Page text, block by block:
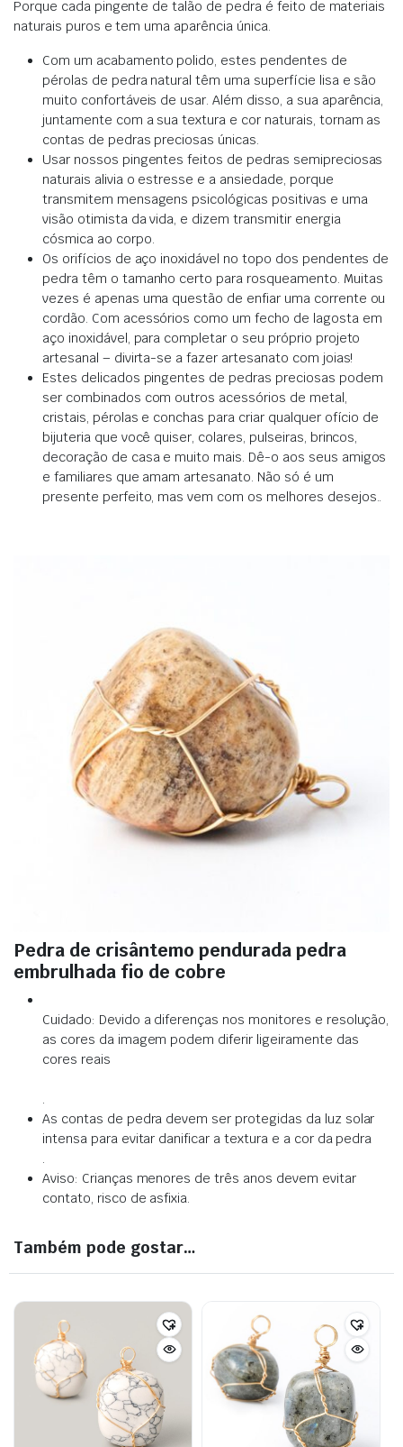
Porque cada pingente de talão de pedra é feito de materiais
naturais puros e tem uma aparência única.
Com um acabamento polido, estes pendentes de
pérolas de pedra natural têm uma superfície lisa e são
muito confortáveis de usar.Além disso, a sua aparência,
juntamente com a sua textura e cor naturais, tornam as
contas de pedras preciosas únicas.
Usar nossos pingentes feitos de pedras semipreciosas
naturais alivia o estresse e a ansiedade, porque
transmitem mensagens psicológicas positivas e uma
visão otimista da vida, e dizem transmitir energia
cósmica ao corpo.
Os orifícios de aço inoxidável no topo dos pendentes de
pedra têm o tamanho certo para rosqueamento. Muitas
vezes é apenas uma questão de enfiar uma corrente ou
cordão. Com acessórios como um fecho de lagosta em
aço inoxidável, para completar o seu próprio projeto
artesanal – divirta-se a fazer artesanato com joias!
Estes delicados pingentes de pedras preciosas podem
ser combinados com outros acessórios de metal,
cristais, pérolas e conchas para criar qualquer ofício de
bijuteria que você quiser, colares, pulseiras, brincos,
decoração de casa e muito mais. Dê-o aos seus amigos
e familiares que amam artesanato. Não só é um
presente perfeito, mas vem com os melhores desejos..
Pedra de crisântemo pendurada pedra
embrulhada fio de cobre
Cuidado: Devido a diferenças nos monitores e resolução,
as cores da imagem podem diferir ligeiramente das
cores reais
.
As contas de pedra devem ser protegidas da luz solar
intensa para evitar danificar a textura e a cor da pedra
.
Aviso: Crianças menores de três anos devem evitar
contato, risco de asfixia.
Também pode gostar…